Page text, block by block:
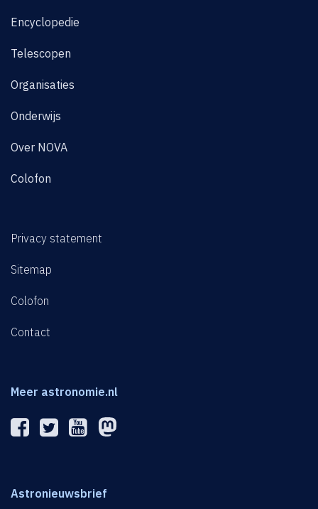
Encyclopedie
Telescopen
Organisaties
Onderwijs
Over NOVA
Colofon
Privacy statement
Sitemap
Colofon
Contact
Meer astronomie.nl
Astronieuwsbrief